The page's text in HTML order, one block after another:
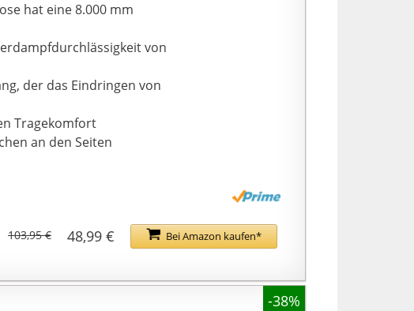
hat eine 8.000 mm
von
der das Eindringen von
Tragekomfort
an den Seiten
Bei Amazon kaufen*
48,99 €
103,95 €
-38%